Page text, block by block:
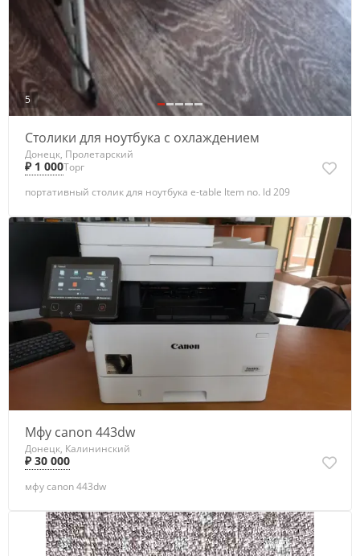
5
Столики для ноутбука с охлаждением
Донецк, Пролетарский
₽ 1 000Торг
портативный столик для ноутбука e-table ltem no. ld 209
Мфу canon 443dw
Донецк, Калининский
₽ 30 000
мфу canon 443dw